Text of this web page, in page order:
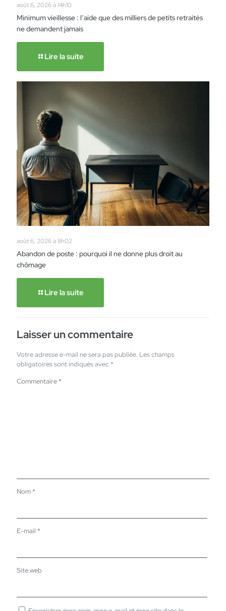
août 6, 2026 à 14h10
Minimum vieillesse : l’aide que des milliers de petits retraités
ne demandent jamais
Lire la suite
août 6, 2026 à 8h02
Abandon de poste : pourquoi il ne donne plus droit au
chômage
Lire la suite
Laisser un commentaire
Votre adresse e-mail ne sera pas publiée. Les champs
obligatoires sont indiqués avec *
Commentaire *
Nom *
E-mail *
Site web